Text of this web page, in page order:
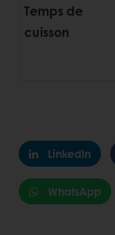
Temps de
cuisson
LinkedIn
WhatsApp